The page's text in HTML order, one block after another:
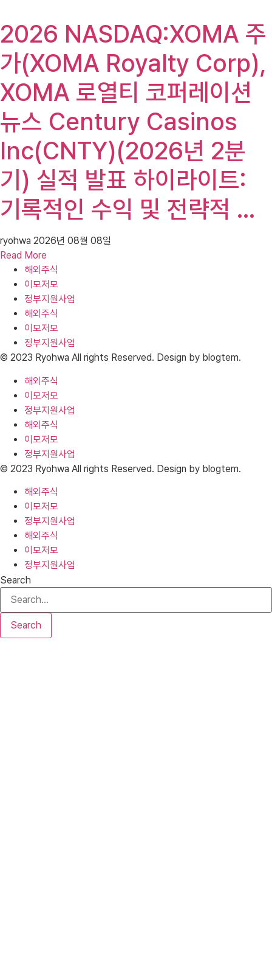
2026 NASDAQ:XOMA 주
가(XOMA Royalty Corp),
XOMA 로열티 코퍼레이션
뉴스 Century Casinos
Inc(CNTY)(2026년 2분
기) 실적 발표 하이라이트:
기록적인 수익 및 전략적 …
ryohwa 2026년 08월 08일
Read More
해외주식
이모저모
정부지원사업
해외주식
이모저모
정부지원사업
© 2023 Ryohwa All rights Reserved. Design by blogtem.
해외주식
이모저모
정부지원사업
해외주식
이모저모
정부지원사업
© 2023 Ryohwa All rights Reserved. Design by blogtem.
해외주식
이모저모
정부지원사업
해외주식
이모저모
정부지원사업
Search
Search